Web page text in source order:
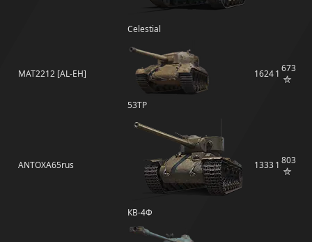
Celestial
MAT2212 [AL-EH]
53TP
16241 673
ANTOXA65rus
КВ-4Ф
13331 803